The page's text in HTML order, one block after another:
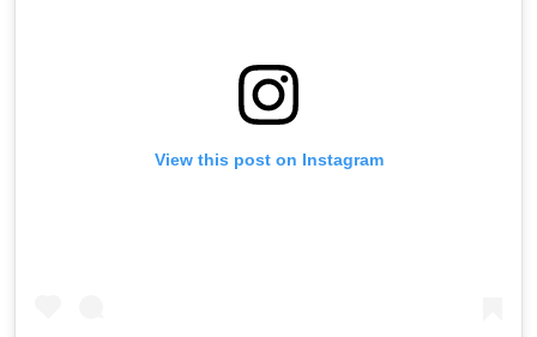
View this post on Instagram